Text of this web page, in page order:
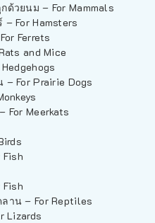
ด้วยนม – For Mammals
– For Hamsters
Ferrets
and Mice
– For Prairie Dogs
For Meerkats
Fish
Fish
าน – For Reptiles
Lizards